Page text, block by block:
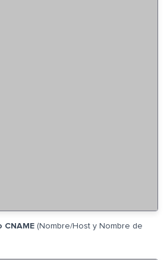
CNAME (Nombre/Host y Nombre de